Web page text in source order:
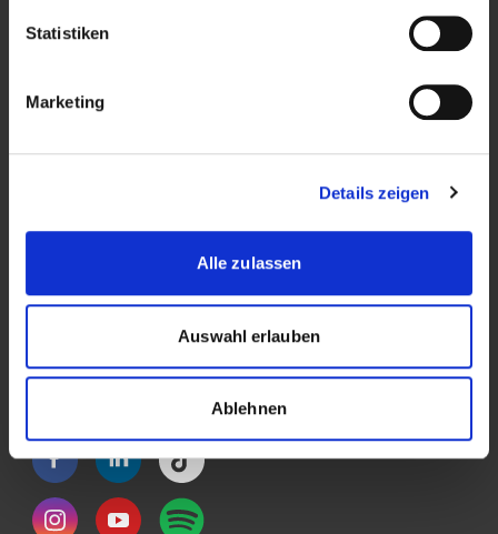
Statistiken
Marketing
Details zeigen
Alle zulassen
Auswahl erlauben
Ablehnen
Forschung
Veranstaltungen
Über die Kalaidos FH
Rechtliches